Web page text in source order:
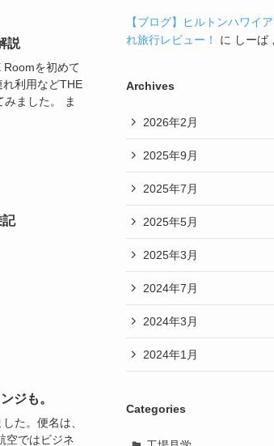
説
Roomを初めて
利用などTHE
ました。 ま
ジも。
た。便名は、
空ではビジネ
【ブログ】ヒルトンハワイ
れ旅行レビュー！
に しーば
Archives
2026年2月
2025年9月
2025年7月
2025年5月
2025年3月
2024年7月
2024年3月
2024年1月
Categories